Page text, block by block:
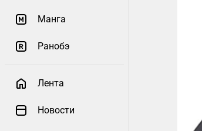
Манга
Ранобэ
Лента
Новости